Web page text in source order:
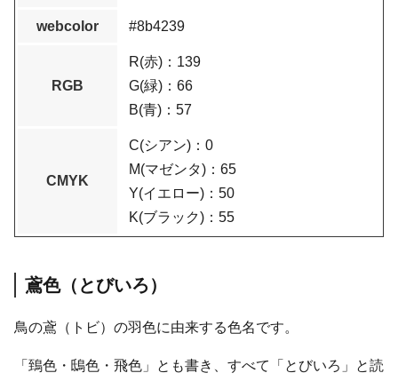
webcolor #8b4239
RGB
R(赤)：139
G(緑)：66
B(青)：57
CMYK
C(シアン)：0
M(マゼンタ)：65
Y(イエロー)：50
K(ブラック)：55
鳶色（とびいろ）
鳥の鳶（トビ）の羽色に由来する色名です。
「鵄色・鴟色・飛色」とも書き、すべて「とびいろ」と読